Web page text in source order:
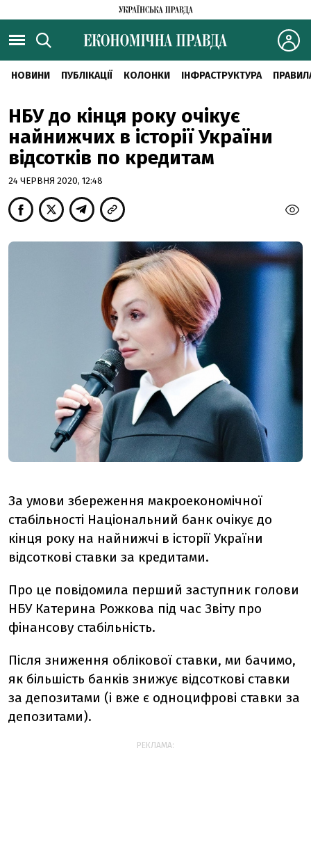
НОВИНИ ПУБЛІКАЦІЇ КОЛОНКИ ІНФРАСТРУКТУРА
НБУ до кінця року очікує
найнижчих в історії України
відсотків по кредитам
24 ЧЕРВНЯ 2020, 12:48
За умови збереження макроекономічної
стабільності Національний банк очікує до
кінця року на найнижчі в історії України
відсоткові ставки за кредитами.
Про це повідомила перший заступник голови
НБУ Катерина Рожкова під час Звіту про
фінансову стабільність.
Після зниження облікової ставки, ми бачимо,
як більшість банків знижує відсоткові ставки
за депозитами (і вже є одноцифрові ставки за
депозитами).
РЕКЛАМА: